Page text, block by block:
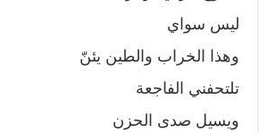
ليس سواي
وهذا الخراب والطين يئنّ
تلتحفني الفاجعة
ويسيل صدى الحزن